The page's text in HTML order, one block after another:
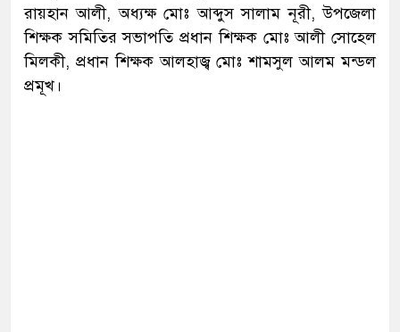
রায়হান আলী, অধ্যক্ষ মোঃ আব্দুস সালাম নূরী, উপজেলা
শিক্ষক সমিতির সভাপতি প্রধান শিক্ষক মোঃ আলী সোহেল
মিলকী, প্রধান শিক্ষক আলহাজ্ব মোঃ শামসুল আলম মন্ডল
প্রমূখ।